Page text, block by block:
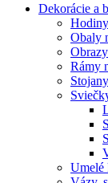
Dekorácie a
Hodiny
Obaly
Obrazy
Rámy
Umelé